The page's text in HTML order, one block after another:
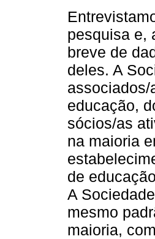
pesquisa e,
breve de
deles. A
associados/
educação,
sócios/as
na maioria
de
A
mesmo
maioria,